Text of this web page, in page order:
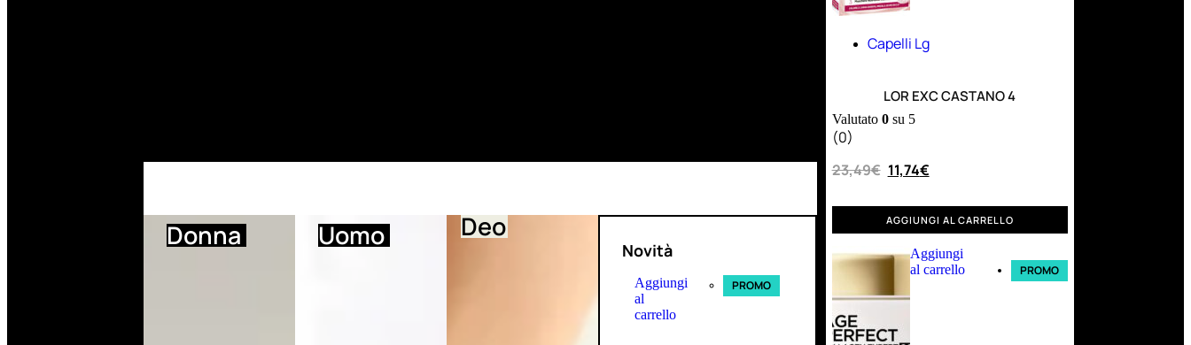
Donna Uomo Deo
Novità
Aggiungi
al
carrello
PROMO
Capelli Lg
LOR EXC CASTANO 4
Valutato 0su 5
(0)
23,49€ 11,74€
AGGIUNGI AL CARRELLO
Aggiungi
al carrello
PROMO